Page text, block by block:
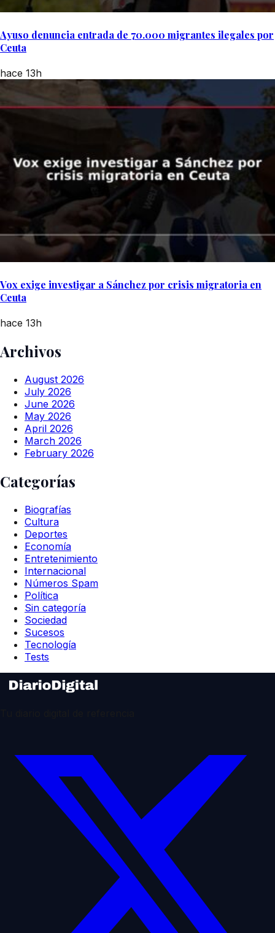
Ayuso denuncia entrada de 70.000 migrantes ilegales por
Ceuta
hace 13h
Vox exige investigar a Sánchez por crisis migratoria en
Ceuta
hace 13h
Archivos
August 2026
July 2026
June 2026
May 2026
April 2026
March 2026
February 2026
Categorías
Biografías
Cultura
Deportes
Economía
Entretenimiento
Internacional
Números Spam
Política
Sin categoría
Sociedad
Sucesos
Tecnología
Tests